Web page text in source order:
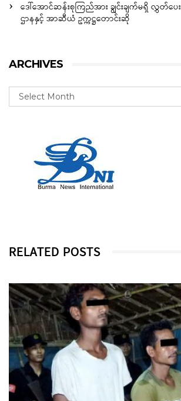
ဒေါ်အောင်ဆန်းစုကြည်အား ချွင်းချက်မရှိ လွှတ်ပေးရ
ဌာနနှင့် အာဆီယံ ဥက္ကဋ္ဌတောင်းဆို
ARCHIVES
RELATED POSTS